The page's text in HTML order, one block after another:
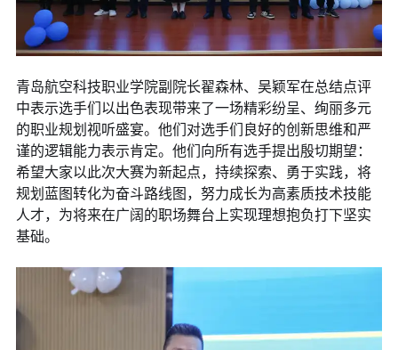
青岛航空科技职业学院副院长翟森林、吴颖军在总结点评
中表示选手们以出色表现带来了一场精彩纷呈、绚丽多元
的职业规划视听盛宴。他们对选手们良好的创新思维和严
谨的逻辑能力表示肯定。他们向所有选手提出殷切期望：
希望大家以此次大赛为新起点，持续探索、勇于实践，将
规划蓝图转化为奋斗路线图，努力成长为高素质技术技能
人才，为将来在广阔的职场舞台上实现理想抱负打下坚实
基础。